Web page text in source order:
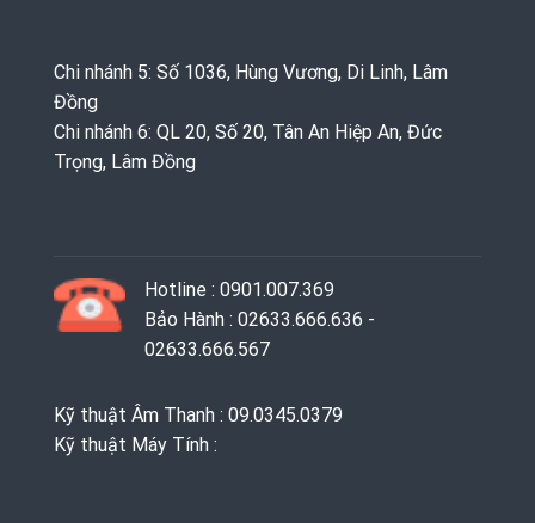
Chi nhánh 5: Số 1036, Hùng Vương, Di Linh, Lâm
Đồng
Chi nhánh 6: QL 20, Số 20, Tân An Hiệp An, Đức
Trọng, Lâm Đồng
Hotline : 0901.007.369
Bảo Hành : 02633.666.636 -
02633.666.567
Kỹ thuật Âm Thanh : 09.0345.0379
Kỹ thuật Máy Tính :